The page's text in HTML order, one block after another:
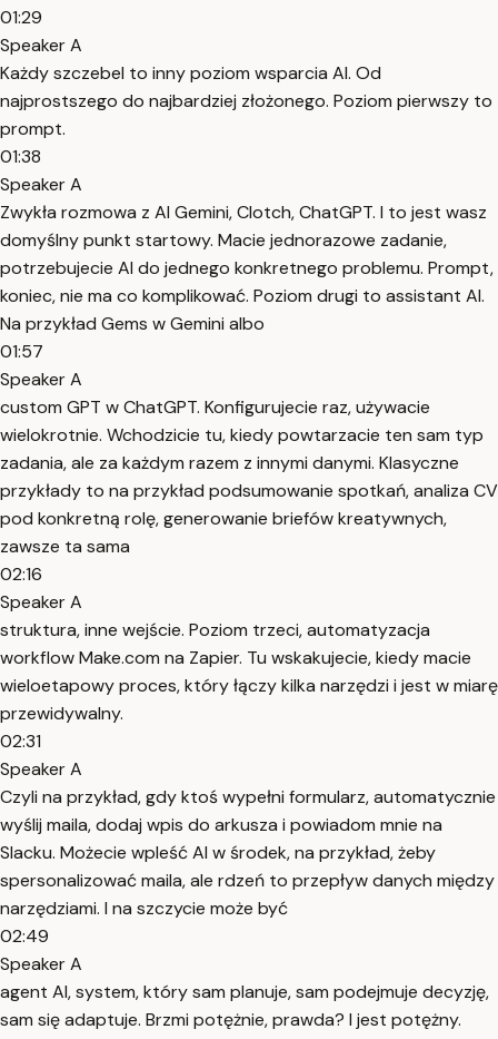
01:29
Speaker A
Każdy szczebel to inny poziom wsparcia AI. Od
najprostszego do najbardziej złożonego. Poziom pierwszy to
prompt.
01:38
Speaker A
Zwykła rozmowa z AI Gemini, Clotch, ChatGPT. I to jest wasz
domyślny punkt startowy. Macie jednorazowe zadanie,
potrzebujecie AI do jednego konkretnego problemu. Prompt,
koniec, nie ma co komplikować. Poziom drugi to assistant AI.
Na przykład Gems w Gemini albo
01:57
Speaker A
custom GPT w ChatGPT. Konfigurujecie raz, używacie
wielokrotnie. Wchodzicie tu, kiedy powtarzacie ten sam typ
zadania, ale za każdym razem z innymi danymi. Klasyczne
przykłady to na przykład podsumowanie spotkań, analiza CV
pod konkretną rolę, generowanie briefów kreatywnych,
zawsze ta sama
02:16
Speaker A
struktura, inne wejście. Poziom trzeci, automatyzacja
workflow Make.com na Zapier. Tu wskakujecie, kiedy macie
wieloetapowy proces, który łączy kilka narzędzi i jest w miarę
przewidywalny.
02:31
Speaker A
Czyli na przykład, gdy ktoś wypełni formularz, automatycznie
wyślij maila, dodaj wpis do arkusza i powiadom mnie na
Slacku. Możecie wpleść AI w środek, na przykład, żeby
spersonalizować maila, ale rdzeń to przepływ danych między
narzędziami. I na szczycie może być
02:49
Speaker A
agent AI, system, który sam planuje, sam podejmuje decyzję,
sam się adaptuje. Brzmi potężnie, prawda? I jest potężny.